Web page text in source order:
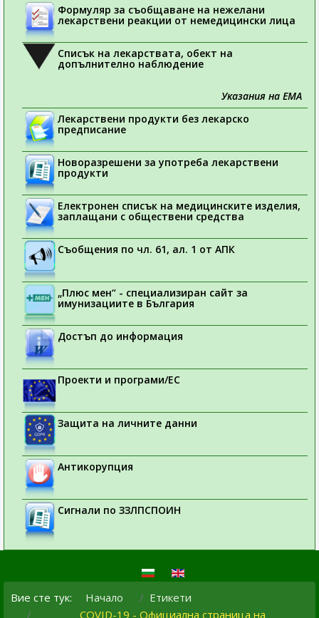
Формуляр за съобщаване на нежелани
лекарствени реакции от немедицински лица
Списък на лекарствата, обект на
допълнително наблюдение
Указания на ЕМА
Лекарствени продукти без лекарско
предписание
Новоразрешени за употреба лекарствени
продукти
Електронен списък на медицинските изделия,
заплащани с обществени средства
Съобщения по чл. 61, ал. 1 от АПК
„Плюс мен“ - специализиран сайт за
имунизациите в България
Достъп до информация
Проекти и програми/ЕС
Защита на личните данни
Антикорупция
Сигнали по ЗЗЛПСПОИН
Вие сте тук: Начало
Етикети
COVID-19 - Официална страница на